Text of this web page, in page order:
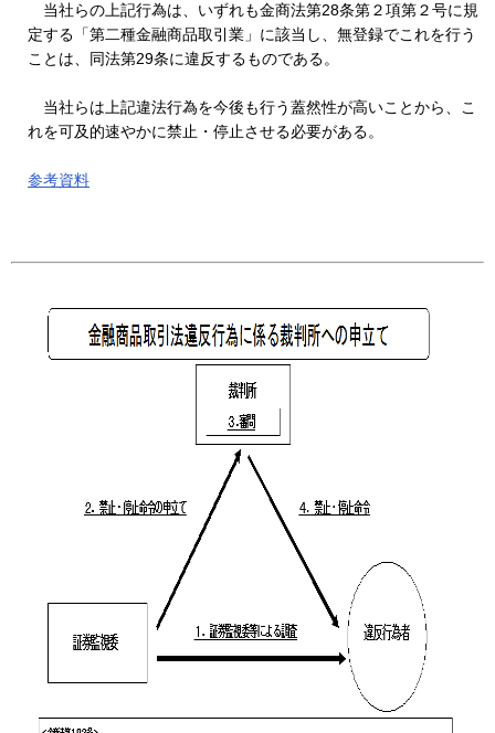
当社らの上記行為は、いずれも金商法第28条第２項第２号に規
定する「第二種金融商品取引業」に該当し、無登録でこれを行う
ことは、同法第29条に違反するものである。
当社らは上記違法行為を今後も行う蓋然性が高いことから、こ
れを可及的速やかに禁止・停止させる必要がある。
参考資料